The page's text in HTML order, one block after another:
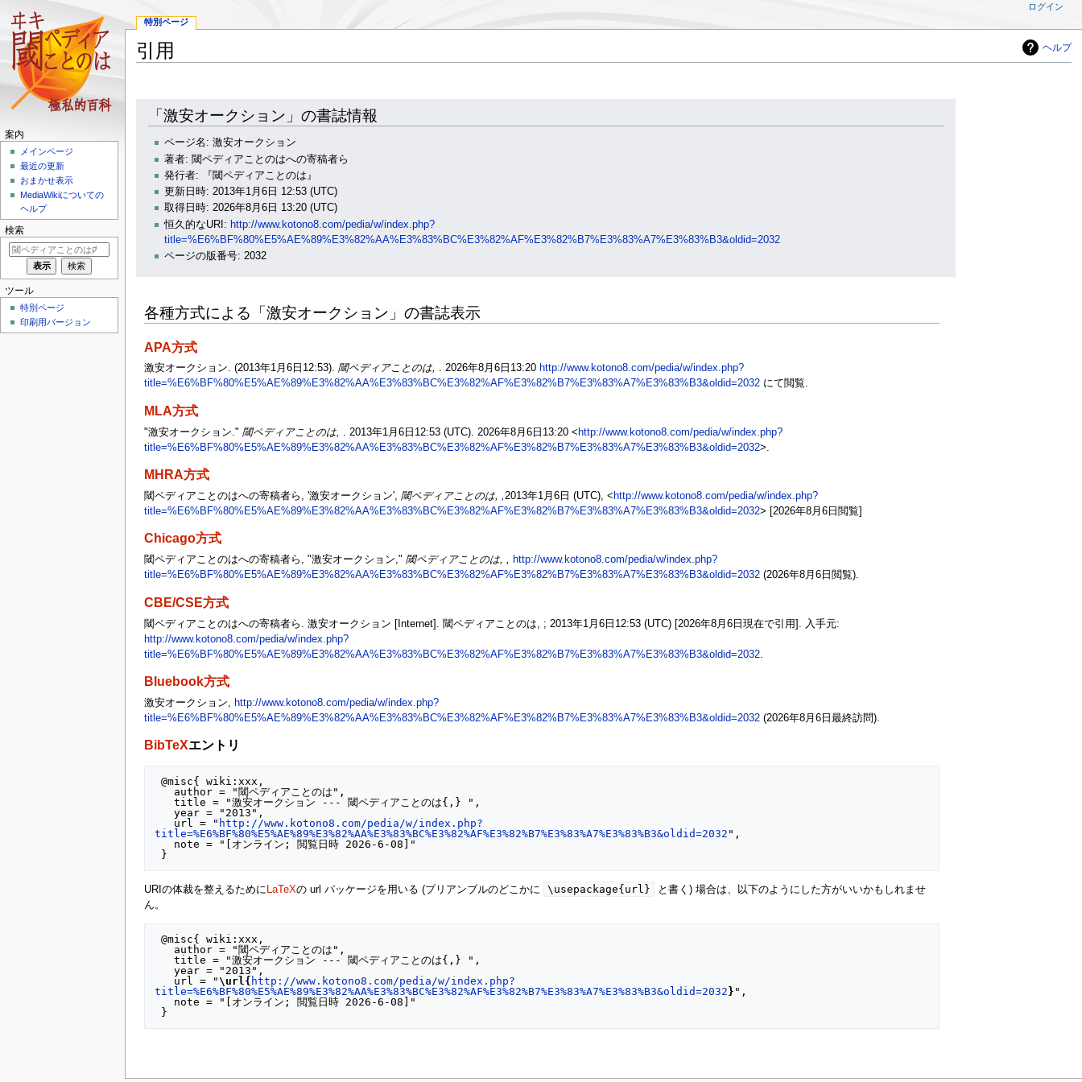
ヘルプ
引用
「激安オークション」の書誌情報
ページ名: 激安オークション
著者: 閾ペディアことのはへの寄稿者ら
発行者: 『閾ペディアことのは』
更新日時: 2013年1月6日 12:53 (UTC)
取得日時: 2026年8月6日 13:20 (UTC)
恒久的なURI: http://www.kotono8.com/pedia/w/index.php?
title=%E6%BF%80%E5%AE%89%E3%82%AA%E3%83%BC%E3%82%AF%E3%82%B7%E3%83%A7%E3%83%B3&oldid=2032
ページの版番号: 2032
各種方式による「激安オークション」の書誌表示
APA方式
激安オークション. (2013年1月6日12:53). 閾ペディアことのは, . 2026年8月6日13:20 http://www.kotono8.com/pedia/w/index.php?
title=%E6%BF%80%E5%AE%89%E3%82%AA%E3%83%BC%E3%82%AF%E3%82%B7%E3%83%A7%E3%83%B3&oldid=2032にて閲覧.
MLA方式
"激安オークション." 閾ペディアことのは, . 2013年1月6日12:53 (UTC). 2026年8月6日13:20 < http://www.kotono8.com/pedia/w/index.php?
title=%E6%BF%80%E5%AE%89%E3%82%AA%E3%83%BC%E3%82%AF%E3%82%B7%E3%83%A7%E3%83%B3&oldid=2032>.
MHRA方式
閾ペディアことのはへの寄稿者ら, '激安オークション', 閾ペディアことのは, ,2013年1月6日 (UTC), < http://www.kotono8.com/pedia/w/index.php?
title=%E6%BF%80%E5%AE%89%E3%82%AA%E3%83%BC%E3%82%AF%E3%82%B7%E3%83%A7%E3%83%B3&oldid=2032> [2026年8月6日閲覧]
Chicago方式
閾ペディアことのはへの寄稿者ら, "激安オークション," 閾ペディアことのは, , http://www.kotono8.com/pedia/w/index.php?
title=%E6%BF%80%E5%AE%89%E3%82%AA%E3%83%BC%E3%82%AF%E3%82%B7%E3%83%A7%E3%83%B3&oldid=2032(2026年8月6日閲覧).
CBE/CSE方式
閾ペディアことのはへの寄稿者ら. 激安オークション [Internet]. 閾ペディアことのは, ; 2013年1月6日12:53 (UTC) [2026年8月6日現在で引用]. 入手元:
http://www.kotono8.com/pedia/w/index.php?
title=%E6%BF%80%E5%AE%89%E3%82%AA%E3%83%BC%E3%82%AF%E3%82%B7%E3%83%A7%E3%83%B3&oldid=2032.
Bluebook方式
激安オークション, http://www.kotono8.com/pedia/w/index.php?
title=%E6%BF%80%E5%AE%89%E3%82%AA%E3%83%BC%E3%82%AF%E3%82%B7%E3%83%A7%E3%83%B3&oldid=2032(2026年8月6日最終訪問).
BibTeXエントリ
@misc{ wiki:xxx,
   title = "激安オークション --- 閾ペディアことのは{,} ",
   year = "2013",
   url = "
http://www.kotono8.com/pedia/w/index.php?
title=%E6%BF%80%E5%AE%89%E3%82%AA%E3%83%BC%E3%82%AF%E3%82%B7%E3%83%A7%E3%83%B3&oldid=2032 ",
URIの体裁を整えるために LaTeXの url パッケージを用いる (プリアンブルのどこかに \usepackage{url}
と書く) 場合は、以下のようにした方がいいかもしれませ
ん。
@misc{ wiki:xxx,
   title = "激安オークション --- 閾ペディアことのは{,} ",
   year = "2013",
   url = "
\url{ http://www.kotono8.com/pedia/w/index.php?
title=%E6%BF%80%E5%AE%89%E3%82%AA%E3%83%BC%E3%82%AF%E3%82%B7%E3%83%A7%E3%83%B3&oldid=2032 } ",
特別ページ
ログイン
案内
メインページ
最近の更新
おまかせ表示
MediaWikiについての
ヘルプ
検索
ツール
特別ページ
印刷用バージョン